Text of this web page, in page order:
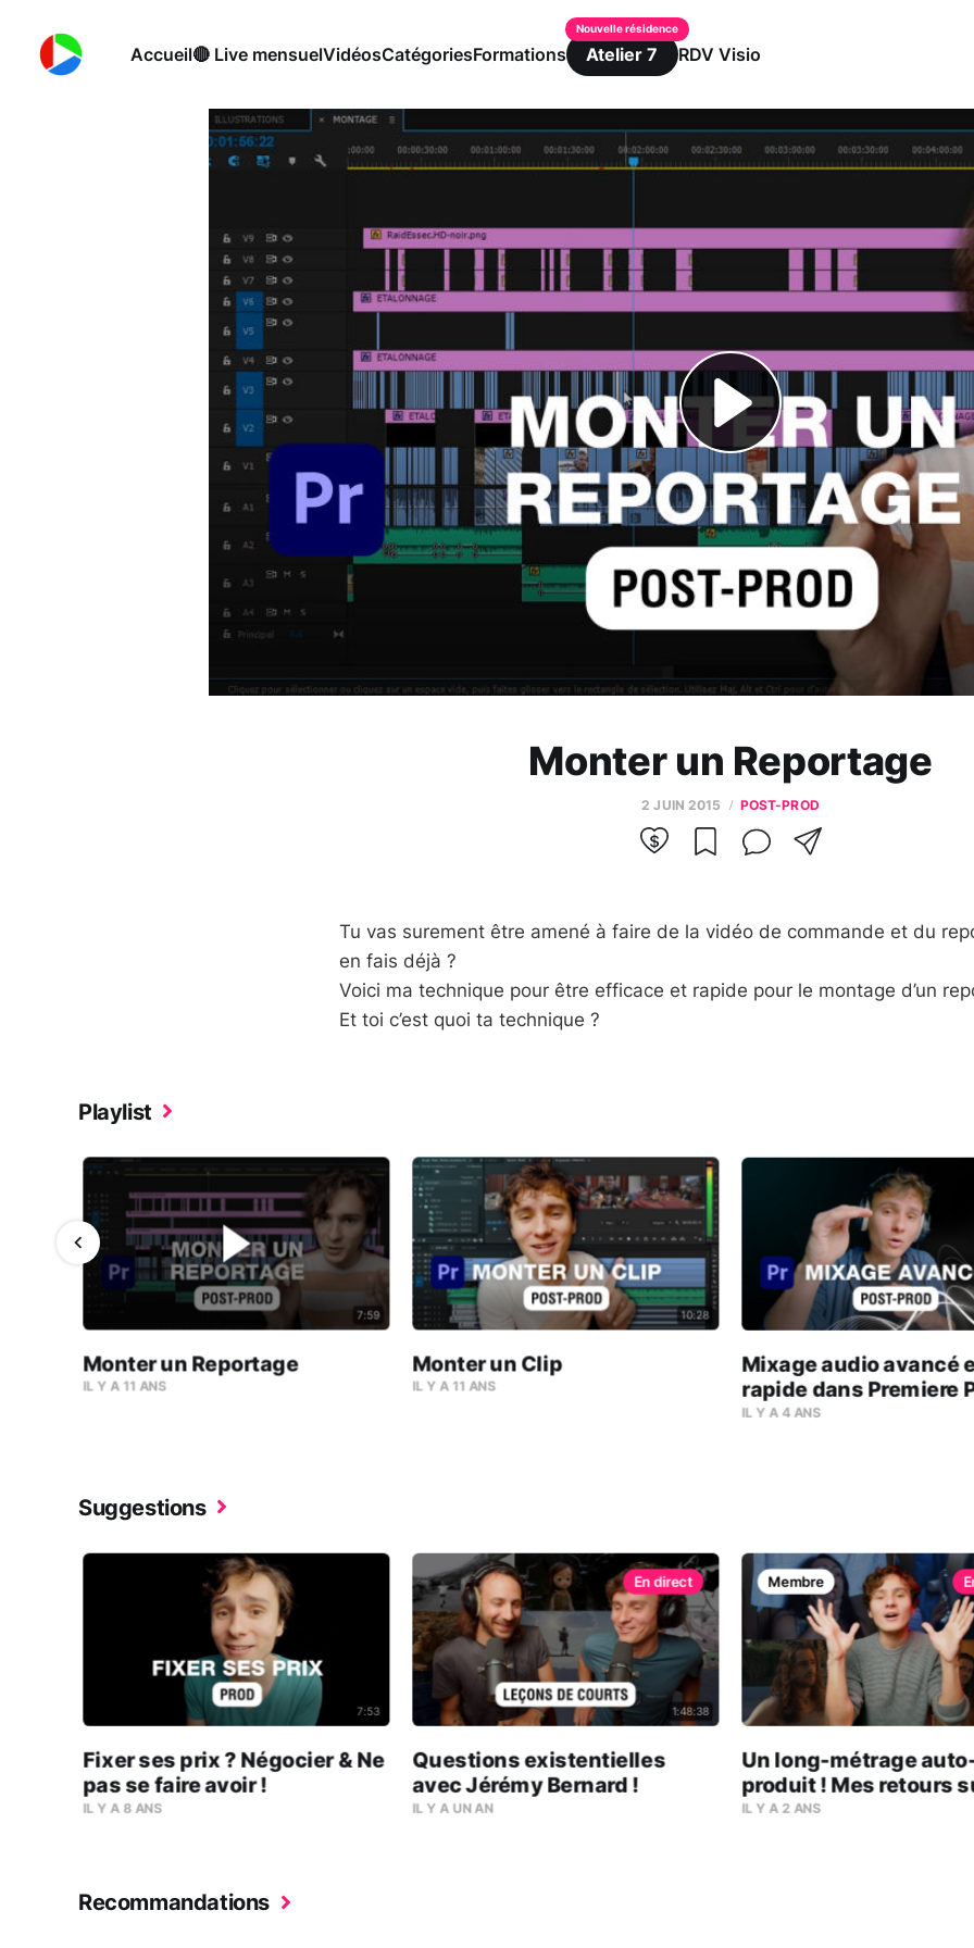
Accueil🔴 Live mensuelVidéosCatégoriesFormations Atelier 7 RDV Visio
Monter un Reportage
2 JUIN 2015 POST-PROD
Tu vas surement être amené à faire de la vidéo de commande et du
en fais déjà ?
Voici ma ‪technique‬ pour être efficace et rapide pour le ‪‎montage‬ d’un
Et toi c’est quoi ta technique ?
Playlist
7:59
Monter un Reportage
IL Y A 11 ANS
10:28
Monter un Clip
IL Y A 11 ANS
Mixage audio avancé
rapide dans Premiere
IL Y A 4 ANS
Suggestions
7:53
Fixer ses prix ? Négocier & Ne
pas se faire avoir !
IL Y A 8 ANS
1:48:38
Questions existentielles
avec Jérémy Bernard !
IL Y A UN AN
Membre
Un long-métrage
produit ! Mes retours
l'intro (décembre 2024)
IL Y A 2 ANS
Recommandations